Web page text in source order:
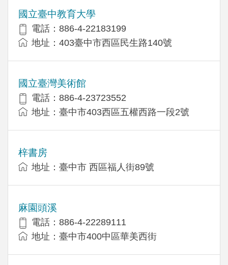
國立臺中教育大學
電話：886-4-22183199
地址：403臺中市西區民生路140號
國立臺灣美術館
電話：886-4-23723552
地址：臺中市403西區五權西路一段2號
梓書房
地址：臺中市 西區福人街89號
麻園頭溪
電話：886-4-22289111
地址：臺中市400中區華美西街